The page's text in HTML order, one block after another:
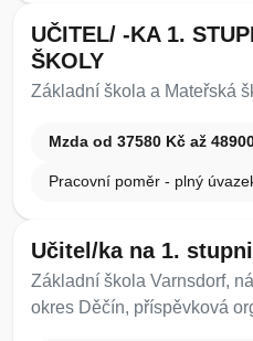
UČITEL/ -KA 1.
ŠKOLY
Základní škola a Mateřská
Mzda od 37580 Kč až
Pracovní poměr - plný
Učitel/ka na 1.
Základní škola Varnsdorf,
okres Děčín, příspěvková